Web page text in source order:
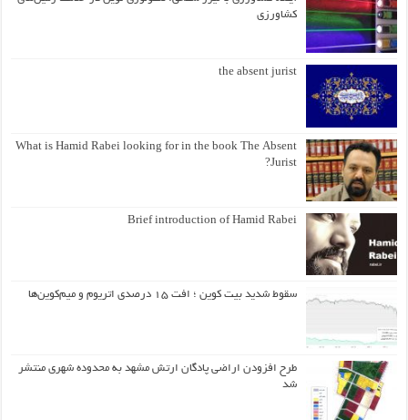
کشاورزی
the absent jurist
What is Hamid Rabei looking for in the book The Absent
Jurist?
Brief introduction of Hamid Rabei
سقوط شدید بیت کوین ؛ افت ۱۵ درصدی اتریوم و میم‌کوین‌ها
طرح افزودن اراضی پادگان ارتش مشهد به محدوده شهری منتشر
شد